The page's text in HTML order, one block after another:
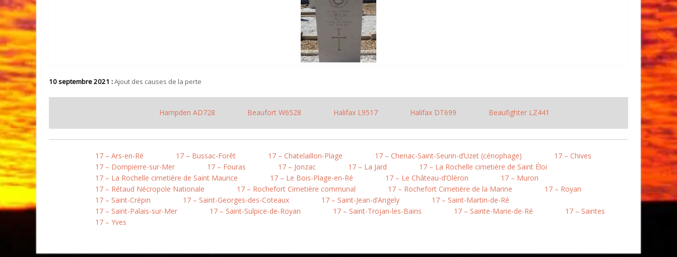
10 septembre 2021 :Ajout des causes de la perte
Hampden AD728 Beaufort W6528 Halifax L9517 Halifax DT699 Beaufighter LZ441
17 – Ars-en-Ré 17 – Bussac-Forêt 17 – Chatelaillon-Plage 17 – Chenac-Saint-Seurin-d’Uzet (cénophage)
17 – Chives
17 – Dompierre-sur-Mer
17 – Fouras 17 – Jonzac 17 – La Jard
17 – La Rochelle cimetière de Saint Éloi
17 – La Rochelle cimetière de Saint Maurice
17 – Le Bois-Plage-en-Ré 17 – Le Château-d’Oléron
17 – Muron
17 – Rétaud Nécropole Nationale
17 – Rochefort Cimetière communal 17 – Rochefort Cimetière de la Marine
17 – Royan
17 – Saint-Crépin
17 – Saint-Georges-des-Coteaux 17 – Saint-Jean-d’Angely
17 – Saint-Martin-de-Ré
17 – Saint-Palais-sur-Mer
17 – Saint-Sulpice-de-Royan 17 – Saint-Trojan-les-Bains 17 – Sainte-Marie-de-Ré
17 – Saintes
17 – Yves